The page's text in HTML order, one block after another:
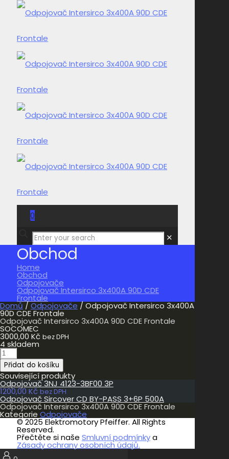
0
0,00 Kč
✕
Obchod
Home
Obchod
Odpojovače
Odpojovač Intersirco 3x400A 90D CDE
Frontale
Domů / Odpojovače / Odpojovač Intersirco 3x400A
90D CDE Frontale
Odpojovač Intersirco 3x400A 90D CDE Frontale
SOCOMEC
3000,00 Kč bez DPH
4 skladem
Odpojovač
Intersirco
3x400A
90D
CDE
Frontale
množství
Přidat do košíku
Související produkty
Odpojovač 3NJ 4123-3BF00 3P
1200,00 Kč bez DPH
Odpojovač Sircover CD BY-PASS 3+6P 500A
Odpojovač Intersirco 3x400A 90D CDE Frontale
Kategorie Odpojovače
© 2025 Elektromotory Pfeiffer. All Rights
Reserved.
Přečtěte si naše Smluvní podmínkya
Zásady ochrany osobních údajů.